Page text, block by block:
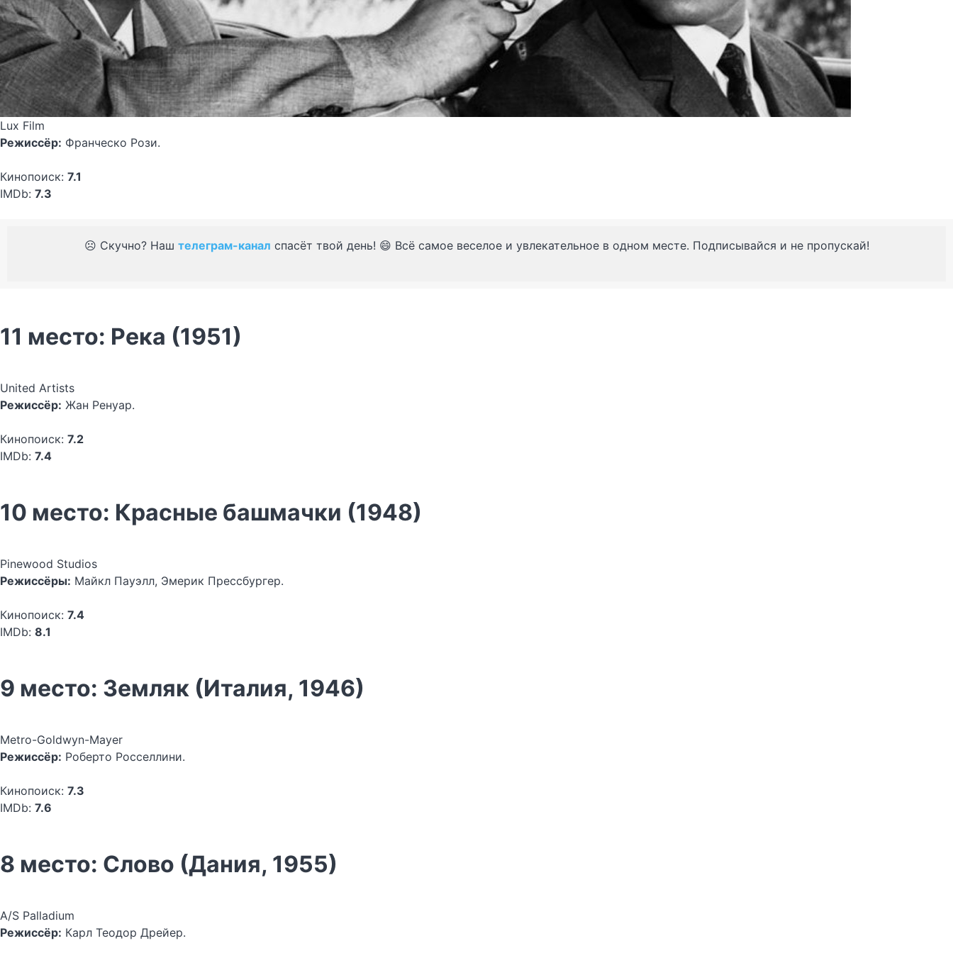
Lux Film
Режиссёр: Франческо Рози.
Кинопоиск: 7.1
IMDb: 7.3
☹️ Скучно? Наш телеграм-канал спасёт твой день! 😄 Всё самое веселое и увлекательное в одном месте. Подписывайся и не пропускай!
11 место: Река (1951)
United Artists
Режиссёр: Жан Ренуар.
Кинопоиск: 7.2
IMDb: 7.4
10 место: Красные башмачки (1948)
Pinewood Studios
Режиссёры: Майкл Пауэлл, Эмерик Прессбургер.
Кинопоиск: 7.4
IMDb: 8.1
9 место: Земляк (Италия, 1946)
Metro-Goldwyn-Mayer
Режиссёр: Роберто Росселлини.
Кинопоиск: 7.3
IMDb: 7.6
8 место: Слово (Дания, 1955)
A/S Palladium
Режиссёр: Карл Теодор Дрейер.